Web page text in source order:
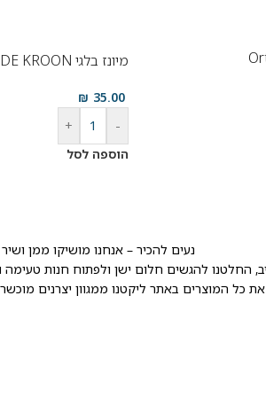
מיונז בלגי DE KROON
35.00
₪
-
+
הוספה לסל
נעים להכיר – אנחנו מושיקו ממן
את כל המוצרים באתר ליקטנו ממגוון יצרנים